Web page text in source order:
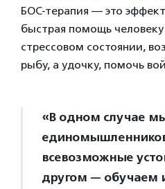
БОС-терапия — это
быстрая помощь
стрессовом состоянии,
рыбу, а удочку, помочь
«В одном случае
всевозможные
другом — обучаем